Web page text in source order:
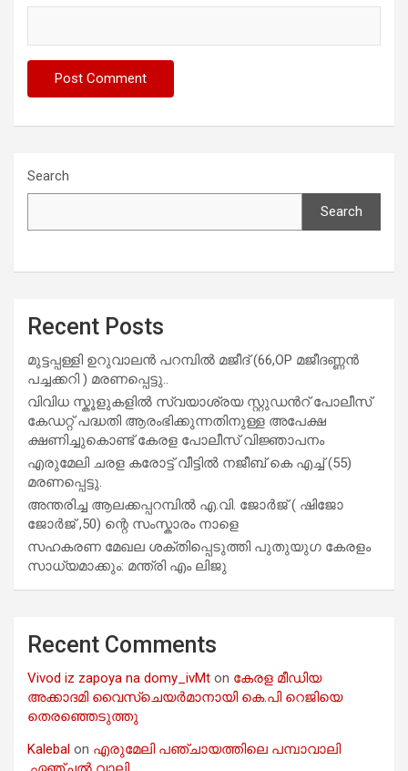
Search
Search
Recent Posts
മുട്ടപ്പള്ളി ഉറുവാലൻ പറമ്പിൽ മജീദ് (66,OP മജീദണ്ണൻ
പച്ചക്കറി ) മരണപ്പെട്ടു..
വിവിധ സ്കൂളുകളില്‍ സ്വയാശ്രയ സ്റ്റുഡന്‍റ് പോലീസ്
കേഡറ്റ് പദ്ധതി ആരംഭിക്കുന്നതിനുള്ള അപേക്ഷ
ക്ഷണിച്ചുകൊണ്ട് കേരള പോലീസ് വിജ്ഞാപനം
എരുമേലി ചരള കരോട്ട് വീട്ടിൽ നജീബ് കെ എച്ച് (55)
മരണപ്പെട്ടു.
അന്തരിച്ച ആ​ല​ക്ക​പ്പ​റമ്പിൽ​ എ.​വി. ജോ​ർ​ജ് ( ഷിജോ
ജോർജ് ,50) ന്റെ സംസ്കാരം നാളെ
സഹകരണ മേഖല ശക്തിപ്പെടുത്തി പുതുയുഗ കേരളം
സാധ്യമാക്കും: മന്ത്രി എം ലിജു
Recent Comments
Vivod iz zapoya na domy_ivMt on കേരള മീഡിയ
അക്കാദമി വൈസ്ചെയർമാനായി കെ.പി റെജിയെ
തെരഞ്ഞെടുത്തു
Kalebal on എരുമേലി പഞ്ചായത്തിലെ പമ്പാവാലി